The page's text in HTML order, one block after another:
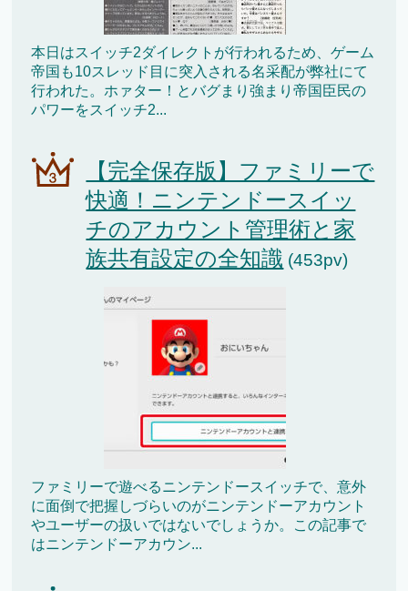
本日はスイッチ2ダイレクトが行われるため、ゲーム
帝国も10スレッド目に突入される名采配が弊社にて
行われた。ホァター！とバグまり強まり帝国臣民の
パワーをスイッチ2...
【完全保存版】ファミリーで
快適！ニンテンドースイッ
チのアカウント管理術と家
族共有設定の全知識 (453pv)
ファミリーで遊べるニンテンドースイッチで、意外
に面倒で把握しづらいのがニンテンドーアカウント
やユーザーの扱いではないでしょうか。この記事で
はニンテンドーアカウン...